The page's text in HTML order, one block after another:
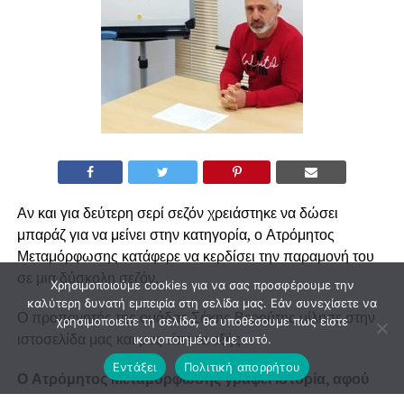
Αν και για δεύτερη σερί σεζόν χρειάστηκε να δώσει
μπαράζ για να μείνει στην κατηγορία, ο Ατρόμητος
Μεταμόρφωσης κατάφερε να κερδίσει την παραμονή του
σε μια δύσκολη σεζόν.
Ο προπονητής της ομάδας Σάκης Βερούτης μίλησε στην
ιστοσελίδα μας και μας είπε τα εξής…
Ο Ατρόμητος Μεταμόρφωσης γράφει ιστορία, αφού
θα αγωνιστεί στην Α’ κατηγορία για 5η σεζόν. Το
Χρησιμοποιούμε cookies για να σας προσφέρουμε την
καλύτερη δυνατή εμπειρία στη σελίδα μας. Εάν συνεχίσετε να
χρησιμοποιείτε τη σελίδα, θα υποθέσουμε πως είστε
ικανοποιημένοι με αυτό.
Εντάξει
Πολιτική απορρήτου